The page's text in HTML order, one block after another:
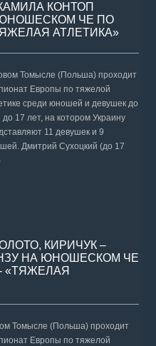
КОНТОП
ЧЕ ПО
АТЛЕТИКА»
Томысле (Польша) проходит
Европы по тяжелой
среди юношей и девушек до
до 17 лет, на котором Украину
11 девушек и 9
Дмитрий Сухоцкий (до 17
КИРИЧУК –
НА ЮНОШЕСКОМ ЧЕ
«ТЯЖЕЛАЯ
Томысле (Польша) проходит
Европы по тяжелой